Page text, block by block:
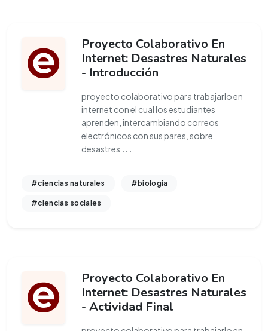
Proyecto Colaborativo En
Internet: Desastres Naturales
- Introducción
proyecto colaborativo para trabajarlo en
internet con el cual los estudiantes
aprenden, intercambiando correos
electrónicos con sus pares, sobre
desastres ...
#ciencias naturales #biologia
#ciencias sociales
Proyecto Colaborativo En
Internet: Desastres Naturales
- Actividad Final